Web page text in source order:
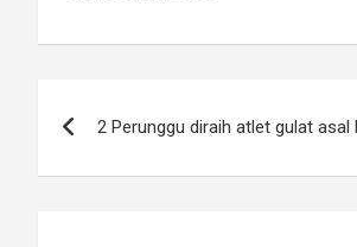
navigation
2 Perunggu diraih atlet gulat asal